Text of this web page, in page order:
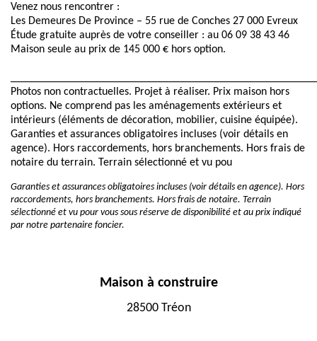
Venez nous rencontrer :
Les Demeures De Province – 55 rue de Conches 27 000 Evreux
Étude gratuite auprès de votre conseiller : au 06 09 38 43 46
Maison seule au prix de 145 000 € hors option.
Photos non contractuelles. Projet à réaliser. Prix maison hors
options. Ne comprend pas les aménagements extérieurs et
intérieurs (éléments de décoration, mobilier, cuisine équipée).
Garanties et assurances obligatoires incluses (voir détails en
agence). Hors raccordements, hors branchements. Hors frais de
notaire du terrain. Terrain sélectionné et vu pou
Garanties et assurances obligatoires incluses (voir détails en agence). Hors
raccordements, hors branchements. Hors frais de notaire. Terrain
sélectionné et vu pour vous sous réserve de disponibilité et au prix indiqué
par notre partenaire foncier.
Maison à construire
28500 Tréon